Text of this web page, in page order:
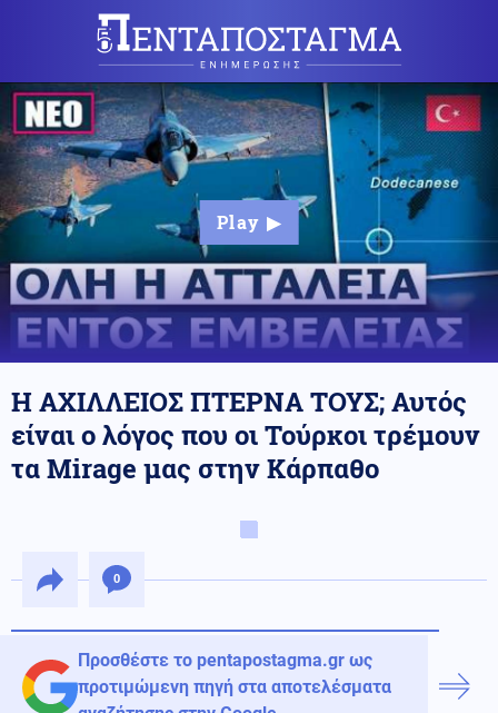
Η ΑΧΙΛΛΕΙΟΣ ΠΤΕΡΝΑ ΤΟΥΣ; Αυτός
είναι ο λόγος που οι Τούρκοι τρέμουν
τα Mirage μας στην Κάρπαθο
0
Προσθέστε το pentapostagma.gr ως
προτιμώμενη πηγή στα αποτελέσματα